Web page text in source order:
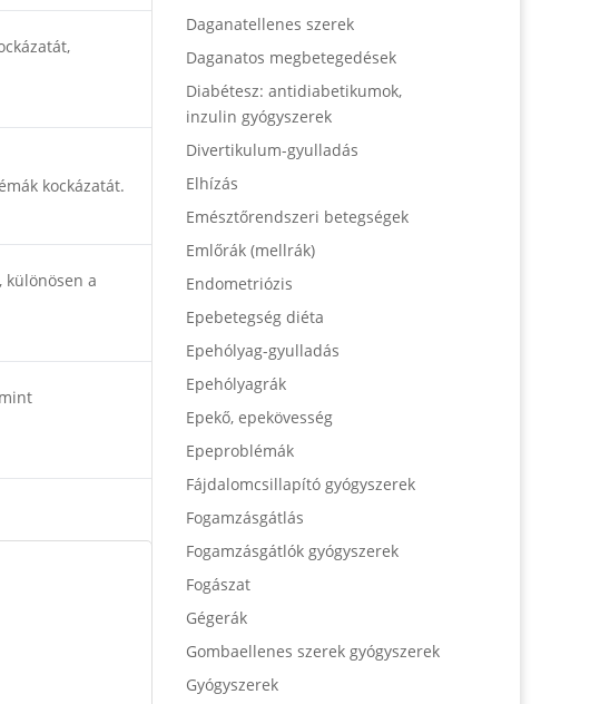
kockázatát.
különösen a
Daganatellenes szerek
Daganatos megbetegedések
Diabétesz: antidiabetikumok,
inzulin gyógyszerek
Divertikulum-gyulladás
Elhízás
Emésztőrendszeri betegségek
Emlőrák (mellrák)
Endometriózis
Epebetegség diéta
Epehólyag-gyulladás
Epehólyagrák
Epekő, epekövesség
Epeproblémák
Fájdalomcsillapító gyógyszerek
Fogamzásgátlás
Fogamzásgátlók gyógyszerek
Fogászat
Gégerák
Gombaellenes szerek gyógyszerek
Gyógyszerek